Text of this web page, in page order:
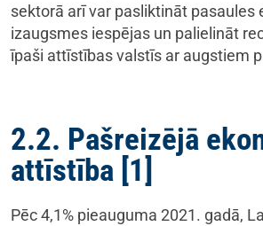
sektorā arī var pasliktināt pasaules
izaugsmes iespējas un palielināt
īpaši attīstības valstīs ar augstiem
2.2. Pašreizējā
attīstība [1]
Pēc 4,1% pieauguma 2021. gadā,